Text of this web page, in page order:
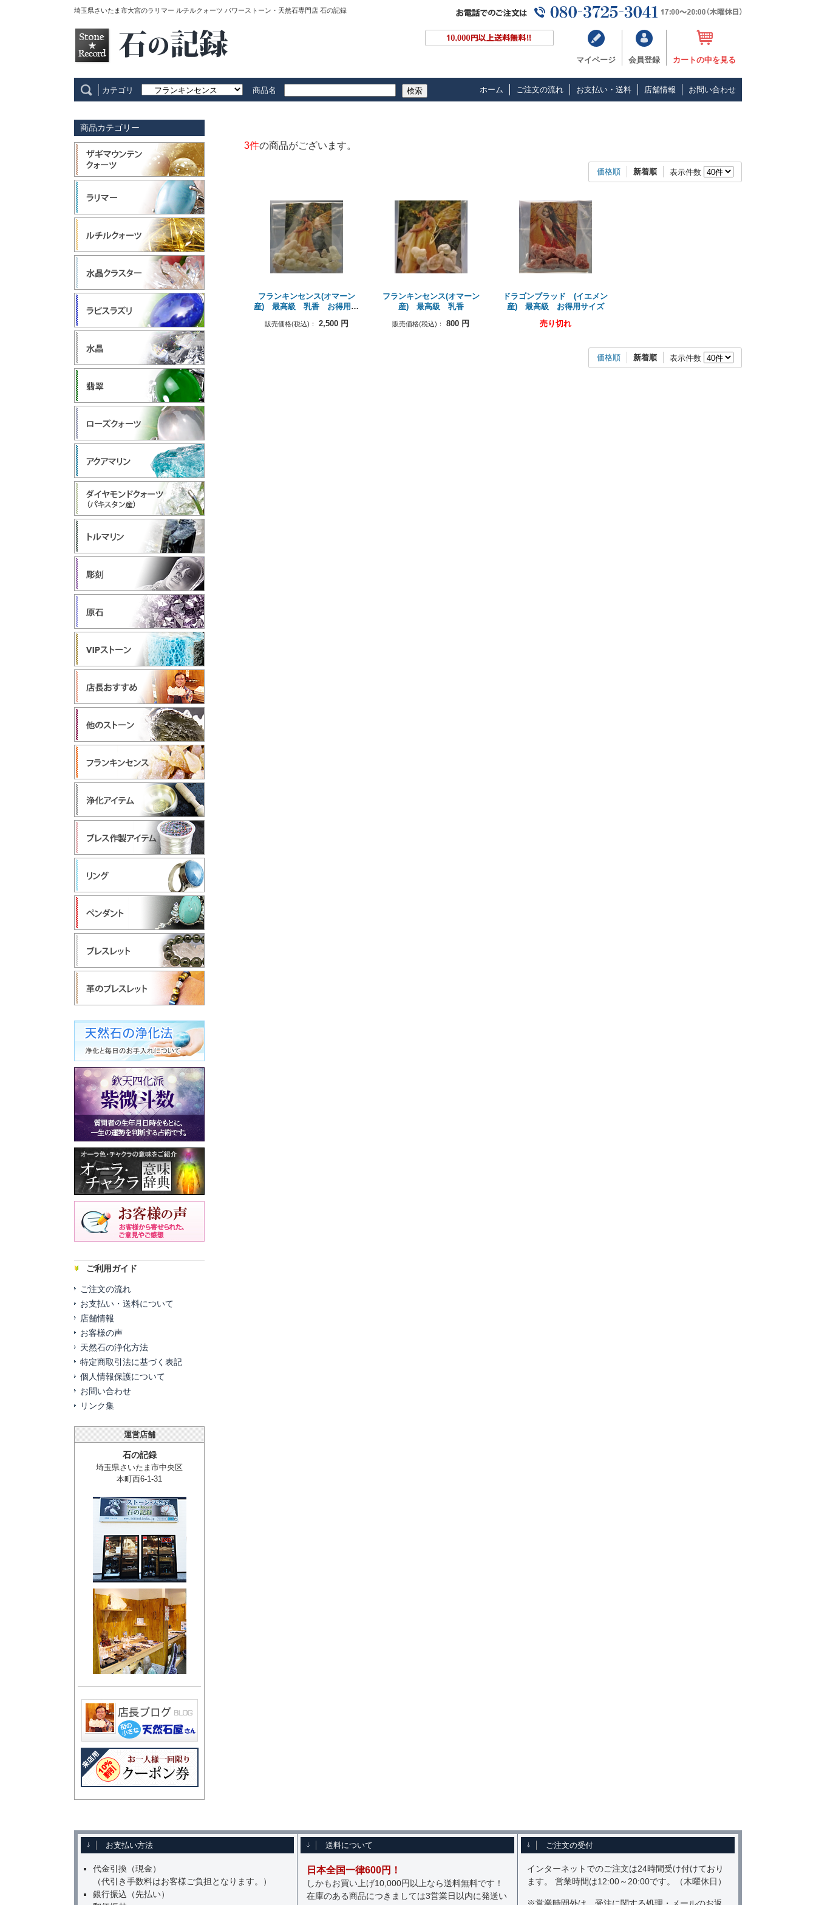
埼玉県さいたま市大宮のラリマー ルチルクォーツ パワーストーン・天然石専門店 石の記録
マイページ 会員登録 カートの中を見る
カテゴリ 商品名 検索 ホーム ご注文の流れ お支払い・送料 店舗情報 お問い合わせ
3件の商品がございます。
価格順 新着順 表示件数
フランキンセンス(オマーン
産) 最高級 乳香 お得用サ
販売価格(税込)： 2,500円
フランキンセンス(オマーン
産) 最高級 乳香
販売価格(税込)： 800 円
ドラゴンブラッド (イエメン
産) 最高級 お得用サイズ
売り切れ
価格順 新着順 表示件数
商品カテゴリー
ご利用ガイド
ご注文の流れ
お支払い・送料について
店舗情報
お客様の声
天然石の浄化方法
特定商取引法に基づく表記
個人情報保護について
お問い合わせ
リンク集
運営店舗
石の記録
埼玉県さいたま市中央区
本町西6-1-31
お支払い方法
代金引換（現金）
（代引き手数料はお客様ご負担となります。）
銀行振込（先払い）
送料について
日本全国一律600円！
しかもお買い上げ10,000円以上なら送料無料です！
在庫のある商品につきましては3営業日以内に発送い
ご注文の受付
インターネットでのご注文は24時間受け付けており
ます。 営業時間は12:00～20:00です。（木曜休日）